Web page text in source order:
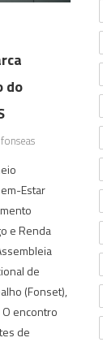
do
fonseas
Estar
e Renda
de
(Fonset),
encontro
de